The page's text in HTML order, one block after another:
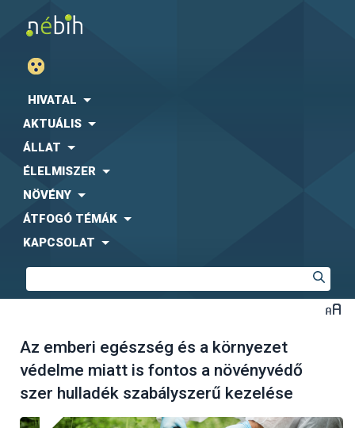
HIVATAL
AKTUÁLIS
ÁLLAT
ÉLELMISZER
NÖVÉNY
ÁTFOGÓ TÉMÁK
KAPCSOLAT
Az emberi egészség és a környezet
védelme miatt is fontos a növényvédő
szer hulladék szabályszerű kezelése